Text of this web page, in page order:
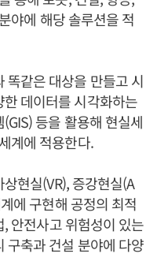
야에 해당 솔루션을 적
똑같은 대상을 만들고 시
데이터를 시각화하는
등을 활용해 현실세
계에 적용한다.
현실(VR), 증강현실(A
에 구현해 공정의 최적
안전사고 위험성이 있는
구축과 건설 분야에 다양